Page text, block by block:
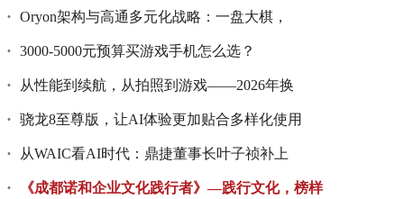
Oryon架构与高通多元化战略：一盘大棋，
3000-5000元预算买游戏手机怎么选？
从性能到续航，从拍照到游戏——2026年换
骁龙8至尊版，让AI体验更加贴合多样化使用
从WAIC看AI时代：鼎捷董事长叶子祯补上
《成都诺和企业文化践行者》—践行文化，榜样